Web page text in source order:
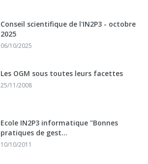
Conseil scientifique de l'IN2P3 - octobre
2025
06/10/2025
Les OGM sous toutes leurs facettes
25/11/2008
Ecole IN2P3 informatique "Bonnes
pratiques de gest...
10/10/2011